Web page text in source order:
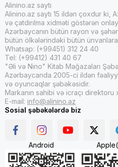
Alinino.az saytı
Alinino.az saytı 15 ildən çoxdur ki,
və çatdırılma xidməti göstərən
Azərbaycanın bütün rayon və
bütün ölkələrindəki bütün ünvanlara
Whatsap: (+99451) 312 24 40
Tel: (+99412) 431 40 67
"Əli və Nino" Kitab Mağazaları
Azərbaycanda 2005-ci ildən
və oyuncaqlar şəbəkəsidir.
Markanın sahibi və icraçı direktoru
E-mail: info@alinino.az
Sosial şəbəkələrdə biz
Android